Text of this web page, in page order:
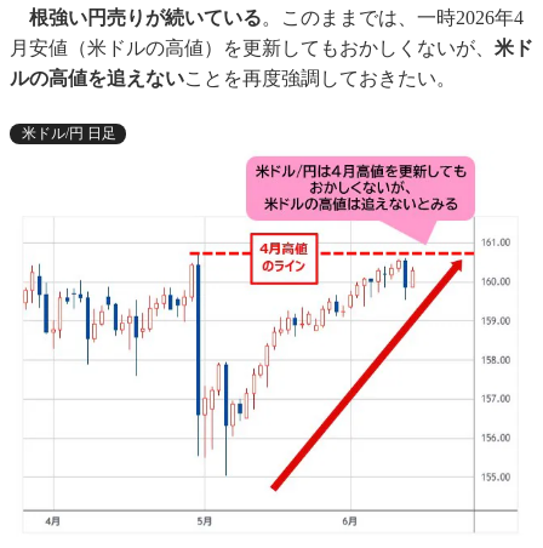
根強い円売りが続いている。このままでは、一時2026年4
月安値（米ドルの高値）を更新してもおかしくないが、 米ド
ルの高値を追えないことを再度強調しておきたい。
米ドル/円 日足